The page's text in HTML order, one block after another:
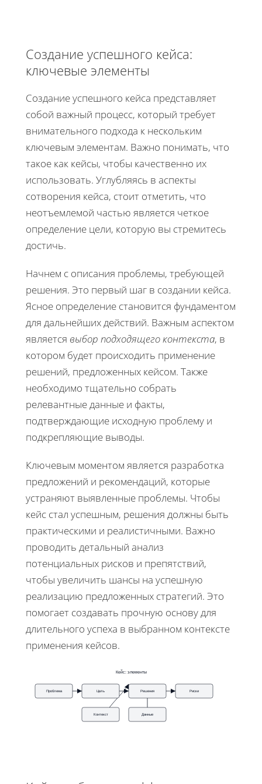
Создание успешного кейса:
ключевые элементы
Создание успешного кейса представляет
собой важный процесс, который требует
внимательного подхода к нескольким
ключевым элементам. Важно понимать, что
такое как кейсы, чтобы качественно их
использовать. Углубляясь в аспекты
сотворения кейса, стоит отметить, что
неотъемлемой частью является четкое
определение цели, которую вы стремитесь
достичь.
Начнем с описания проблемы, требующей
решения. Это первый шаг в создании кейса.
Ясное определение становится фундаментом
для дальнейших действий. Важным аспектом
является выбор подходящего контекста, в
котором будет происходить применение
решений, предложенных кейсом. Также
необходимо тщательно собрать
релевантные данные и факты,
подтверждающие исходную проблему и
подкрепляющие выводы.
Ключевым моментом является разработка
предложений и рекомендаций, которые
устраняют выявленные проблемы. Чтобы
кейс стал успешным, решения должны быть
практическими и реалистичными. Важно
проводить детальный анализ
потенциальных рисков и препятствий,
чтобы увеличить шансы на успешную
реализацию предложенных стратегий. Это
помогает создавать прочную основу для
длительного успеха в выбранном контексте
применения кейсов.
Кейс: элементы
Проблема Цель Решения Риски
Контекст Данные